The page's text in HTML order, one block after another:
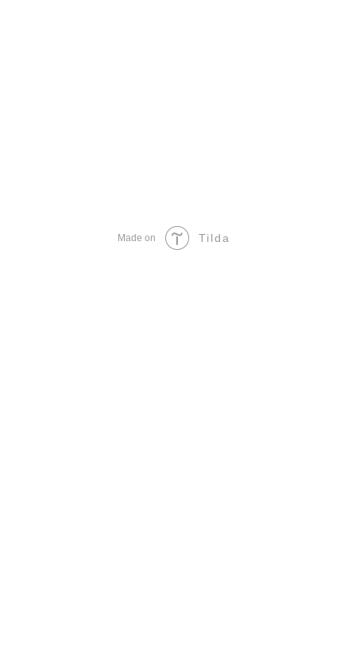
Made on Tilda